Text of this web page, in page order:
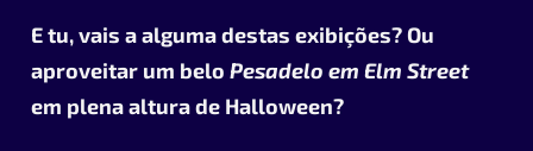
E tu, vais a alguma destas exibições? Ou
aproveitar um belo Pesadelo em Elm Street
em plena altura de Halloween?